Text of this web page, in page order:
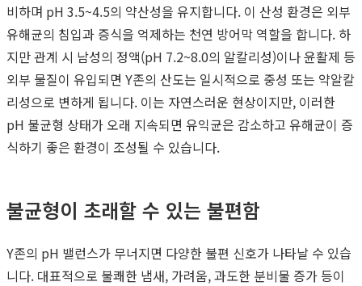
비하며 pH 3.5~4.5의 약산성을 유지합니다. 이 산성 환경은 외부
유해균의 침입과 증식을 억제하는 천연 방어막 역할을 합니다. 하
지만 관계 시 남성의 정액(pH 7.2~8.0의 알칼리성)이나 윤활제 등
외부 물질이 유입되면 Y존의 산도는 일시적으로 중성 또는 약알칼
리성으로 변하게 됩니다. 이는 자연스러운 현상이지만, 이러한
pH 불균형 상태가 오래 지속되면 유익균은 감소하고 유해균이 증
식하기 좋은 환경이 조성될 수 있습니다.
불균형이 초래할 수 있는 불편함
Y존의 pH 밸런스가 무너지면 다양한 불편 신호가 나타날 수 있습
니다. 대표적으로 불쾌한 냄새, 가려움, 과도한 분비물 증가 등이